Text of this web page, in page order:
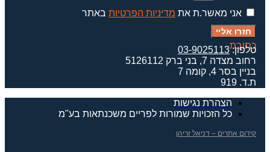
אני מאשר.ת את מדיניות הפרטיות באתר
חזרו אליי
כתובת
טלפון:03-9025113
רחוב מצדה 7, בני ברק 5126112
בניין בסר 4, קומה 7
ת.ד. 919
הצהרת נגישות
כל הזכויות שמורות לפריים משכנתאות בע"מ
קידום אתרים – דניאל זריהן